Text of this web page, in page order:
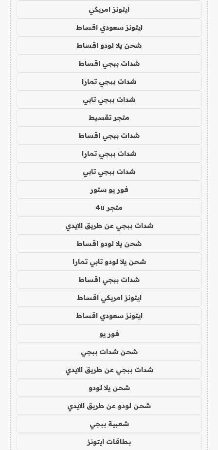
ايتونز امريكي
ايتونز سعودي اقساط
شحن يلا لودو اقساط
شدات ببجي اقساط
شدات ببجي تمارا
شدات ببجي تابي
متجر تقسيط
شدات ببجي اقساط
شدات ببجي تمارا
شدات ببجي تابي
فور يو ستور
متجر 4u
شدات ببجي عن طريق الايدي
شحن يلا لودو اقساط
شحن يلا لودو تابي تمارا
شدات ببجي اقساط
ايتونز امريكي اقساط
ايتونز سعودي اقساط
فور يو
شحن شدات ببجي
شدات ببجي عن طريق الايدي
شحن يلا لودو
شحن لودو عن طريق الايدي
شعبية ببجي
بطاقات ايتونز